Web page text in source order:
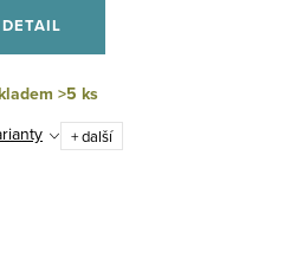
DETAIL
>5 ks
+ další